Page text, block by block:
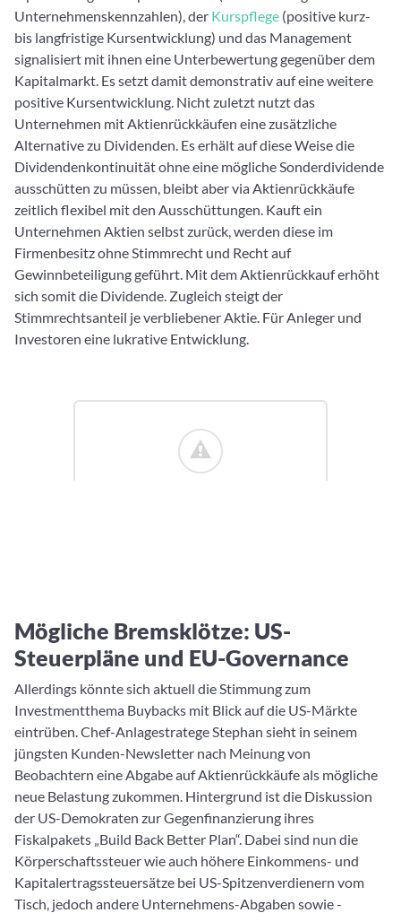
Unternehmenskennzahlen), der Kurspflege (positive kurz-
bis langfristige Kursentwicklung) und das Management
signalisiert mit ihnen eine Unterbewertung gegenüber dem
Kapitalmarkt. Es setzt damit demonstrativ auf eine weitere
positive Kursentwicklung. Nicht zuletzt nutzt das
Unternehmen mit Aktienrückkäufen eine zusätzliche
Alternative zu Dividenden. Es erhält auf diese Weise die
Dividendenkontinuität ohne eine mögliche Sonderdividende
ausschütten zu müssen, bleibt aber via Aktienrückkäufe
zeitlich flexibel mit den Ausschüttungen. Kauft ein
Unternehmen Aktien selbst zurück, werden diese im
Firmenbesitz ohne Stimmrecht und Recht auf
Gewinnbeteiligung geführt. Mit dem Aktienrückkauf erhöht
sich somit die Dividende. Zugleich steigt der
Stimmrechtsanteil je verbliebener Aktie. Für Anleger und
Investoren eine lukrative Entwicklung.
Mögliche Bremsklötze: US-
Steuerpläne und EU-Governance
Allerdings könnte sich aktuell die Stimmung zum
Investmentthema Buybacks mit Blick auf die US-Märkte
eintrüben. Chef-Anlagestratege Stephan sieht in seinem
jüngsten Kunden-Newsletter nach Meinung von
Beobachtern eine Abgabe auf Aktienrückkäufe als mögliche
neue Belastung zukommen. Hintergrund ist die Diskussion
der US-Demokraten zur Gegenfinanzierung ihres
Fiskalpakets „Build Back Better Plan“. Dabei sind nun die
Körperschaftssteuer wie auch höhere Einkommens- und
Kapitalertragssteuersätze bei US-Spitzenverdienern vom
Tisch, jedoch andere Unternehmens-Abgaben sowie -